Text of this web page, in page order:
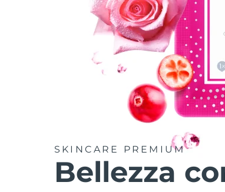
SKINCARE PREMIUM
Bellezza